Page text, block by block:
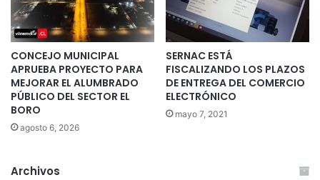
CONCEJO MUNICIPAL
APRUEBA PROYECTO PARA
MEJORAR EL ALUMBRADO
PÚBLICO DEL SECTOR EL
BORO
agosto 6, 2026
SERNAC ESTÁ
FISCALIZANDO LOS PLAZOS
DE ENTREGA DEL COMERCIO
ELECTRÓNICO
mayo 7, 2021
Archivos